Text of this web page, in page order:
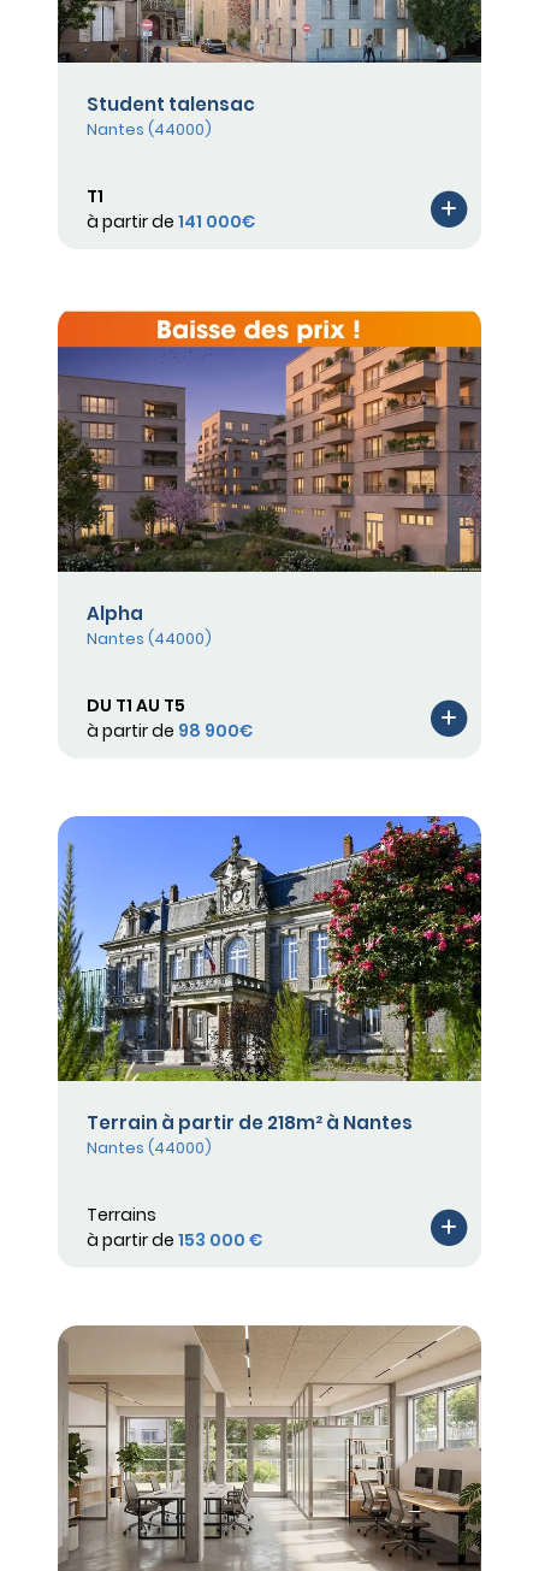
Student talensac
Nantes (44000)
T1
à partir de 141 000€
Alpha
Nantes (44000)
DU T1 AU T5
à partir de 98 900€
Terrain à partir de 218m² à Nantes
Nantes (44000)
Terrains
à partir de 153 000 €